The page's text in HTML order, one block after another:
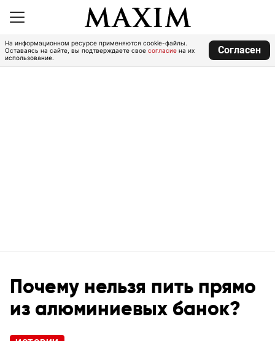
На информационном ресурсе применяются cookie-файлы.
Оставаясь на сайте, вы подтверждаете свое согласие на их
использование.
Согласен
Почему нельзя пить прямо
из алюминиевых банок?